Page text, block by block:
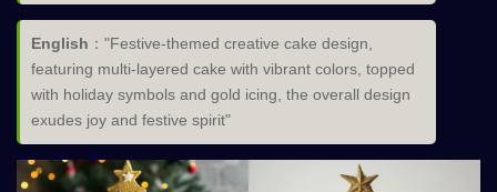
English ："Festive-themed creative cake design,
featuring multi-layered cake with vibrant colors, topped
with holiday symbols and gold icing, the overall design
exudes joy and festive spirit"